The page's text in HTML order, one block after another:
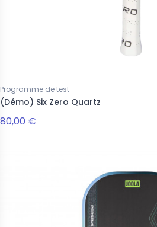
Programme de test
(Démo) Six Zero Quartz
80,00 €